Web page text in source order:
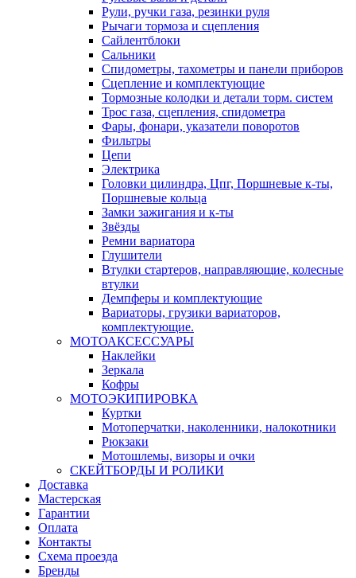
Рули, ручки газа, резинки руля
Рычаги тормоза и сцепления
Сайлентблоки
Сальники
Спидометры, тахометры и панели приборов
Сцепление и комплектующие
Тормозные колодки и детали торм. систем
Трос газа, сцепления, спидометра
Фары, фонари, указатели поворотов
Фильтры
Цепи
Электрика
Головки цилиндра, Цпг, Поршневые к-ты,
Поршневые кольца
Замки зажигания и к-ты
Звёзды
Ремни вариатора
Глушители
Втулки стартеров, направляющие, колесные
втулки
Демпферы и комплектующие
Вариаторы, грузики вариаторов,
комплектующие.
МОТОАКСЕССУАРЫ
Наклейки
Зеркала
Кофры
МОТОЭКИПИРОВКА
Куртки
Мотоперчатки, наколенники, налокотники
Рюкзаки
Мотошлемы, визоры и очки
СКЕЙТБОРДЫ И РОЛИКИ
Доставка
Мастерская
Гарантии
Оплата
Контакты
Схема проезда
Бренды